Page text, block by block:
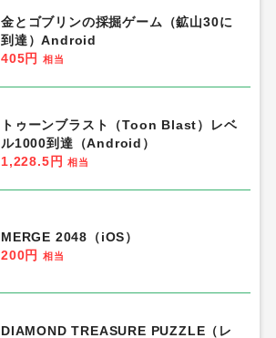
金とゴブリンの採掘ゲーム（鉱山30に
到達）Android
405円
相当
トゥーンブラスト（Toon Blast）レベ
ル1000到達（Android）
1,228.5円
相当
MERGE 2048（iOS）
200円
相当
DIAMOND TREASURE PUZZLE（レ